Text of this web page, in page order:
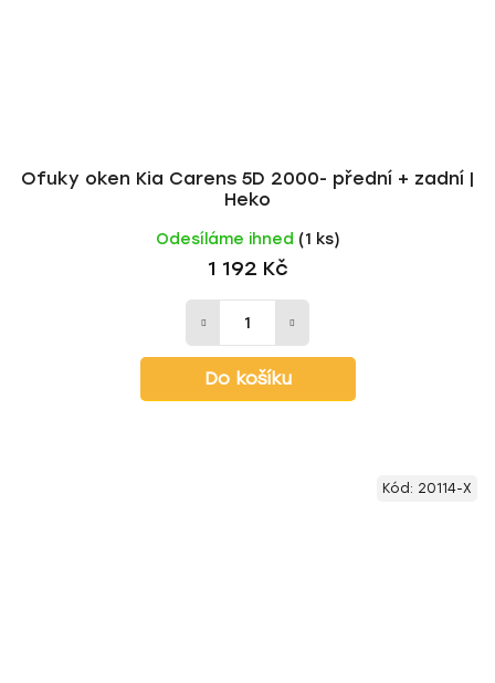
Ofuky oken Kia Carens 5D 2000- přední + zadní |
Heko
Odesíláme ihned (1 ks)
1 192 Kč
Do košíku
Kód: 20114-X